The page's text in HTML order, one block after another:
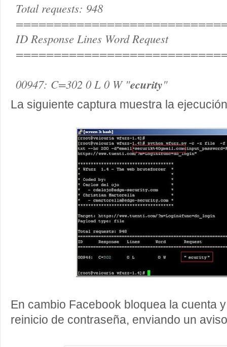
Total requests: 948
ID Response Lines Word Request
00947: C=302 0 L 0 W "ecurity"
La siguiente captura muestra la
En cambio Facebook bloquea la cuenta
reinicio de contraseña, enviando un